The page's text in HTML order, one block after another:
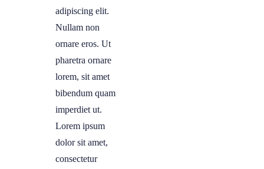
adipiscing elit.
Nullam non
ornare eros. Ut
pharetra ornare
lorem, sit amet
bibendum quam
imperdiet ut.
Lorem ipsum
dolor sit amet,
consectetur